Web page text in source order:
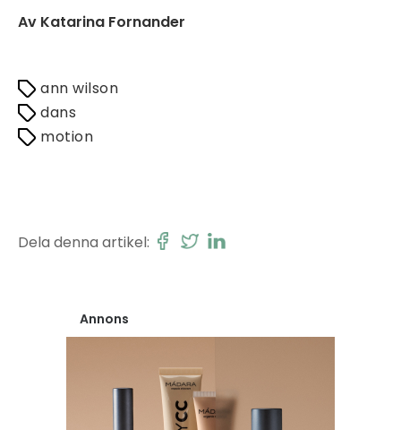
Av Katarina Fornander
ann wilson
dans
motion
Dela denna artikel:
Annons